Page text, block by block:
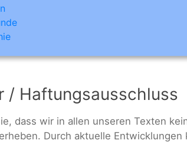
/ Haftungsausschluss
dass wir in allen unseren Texten
Durch aktuelle